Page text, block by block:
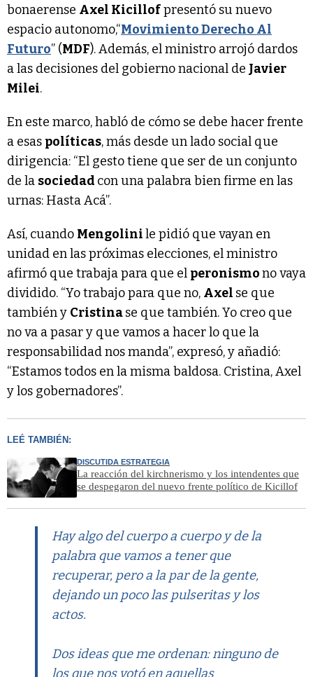
bonaerense Axel Kicillofpresentó su nuevo
espacio autonomo,“Movimiento Derecho Al
Futuro” (MDF). Además, el ministro arrojó dardos
a las decisiones del gobierno nacional de Javier
Milei.
En este marco, habló de cómo se debe hacer frente
a esas políticas, más desde un lado social que
dirigencia: “El gesto tiene que ser de un conjunto
de la sociedad con una palabra bien firme en las
urnas: Hasta Acá”.
Así, cuando Mengolinile pidió que vayan en
unidad en las próximas elecciones, el ministro
afirmó que trabaja para que el peronismono vaya
dividido. “Yo trabajo para que no, Axel se que
también y Cristinase que también. Yo creo que
no va a pasar y que vamos a hacer lo que la
responsabilidad nos manda”, expresó, y añadió:
“Estamos todos en la misma baldosa. Cristina, Axel
y los gobernadores”.
LEÉ TAMBIÉN:
DISCUTIDA ESTRATEGIA
La reacción del kirchnerismo y los intendentes que
se despegaron del nuevo frente político de Kicillof
Hay algo del cuerpo a cuerpo y de la
palabra que vamos a tener que
recuperar, pero a la par de la gente,
dejando un poco las pulseritas y los
actos.
Dos ideas que me ordenan: ninguno de
los que nos votó en aquellas